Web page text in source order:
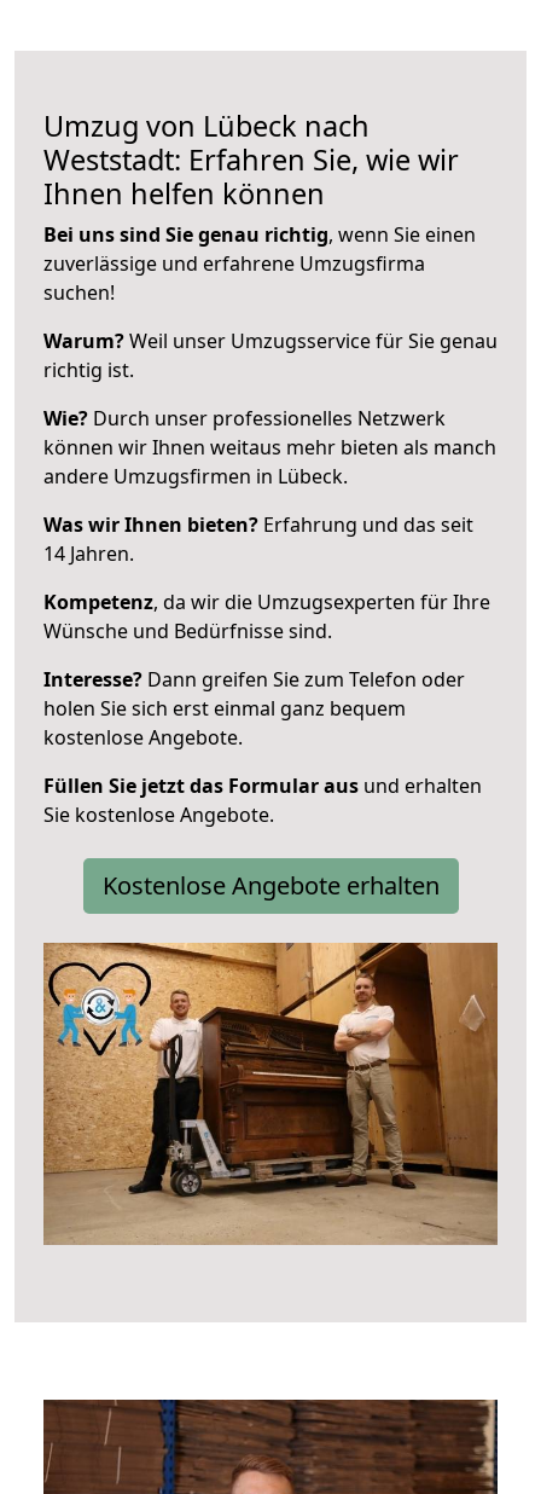
Umzug von Lübeck nach
Weststadt: Erfahren Sie, wie wir
Ihnen helfen können
Bei uns sind Sie genau richtig, wenn Sie einen
zuverlässige und erfahrene Umzugsfirma
suchen!
Warum?Weil unser Umzugsservice für Sie genau
richtig ist.
Wie? Durch unser professionelles Netzwerk
können wir Ihnen weitaus mehr bieten als manch
andere Umzugsfirmen in Lübeck.
Was wir Ihnen bieten? Erfahrung und das seit
14 Jahren.
Kompetenz, da wir die Umzugsexperten für Ihre
Wünsche und Bedürfnisse sind.
Interesse? Dann greifen Sie zum Telefon oder
holen Sie sich erst einmal ganz bequem
kostenlose Angebote.
Füllen Sie jetzt das Formular aus und erhalten
Sie kostenlose Angebote.
Kostenlose Angebote erhalten